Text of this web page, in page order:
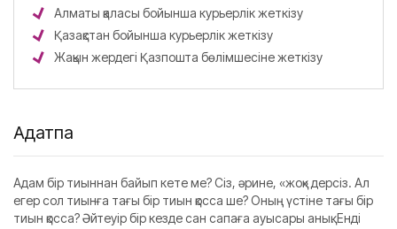
Алматы қаласы бойынша курьерлік жеткізу
Қазақстан бойынша курьерлік жеткізу
Жақын жердегі Қазпошта бөлімшесіне жеткізу
Аңдатпа
Адам бір тиыннан байып кете ме? Сіз, әрине, «жоқ» дерсіз. Ал
егер сол тиынға тағы бір тиын қосса ше? Оның үстіне тағы бір
тиын қосса? Әйтеуір бір кезде сан сапаға ауысары анық. Енді